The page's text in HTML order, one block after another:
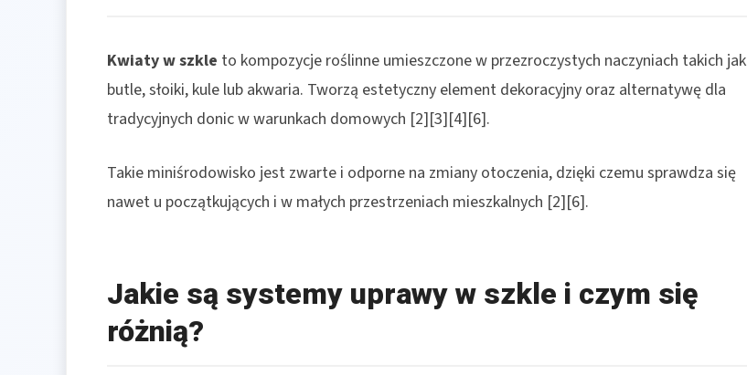
Kwiaty w szkle to kompozycje roślinne umieszczone w przezroczystych naczyniach takich jak
butle, słoiki, kule lub akwaria. Tworzą estetyczny element dekoracyjny oraz alternatywę dla
tradycyjnych donic w warunkach domowych [2][3][4][6].
Takie miniśrodowisko jest zwarte i odporne na zmiany otoczenia, dzięki czemu sprawdza się
nawet u początkujących i w małych przestrzeniach mieszkalnych [2][6].
Jakie są systemy uprawy w szkle i czym się
różnią?